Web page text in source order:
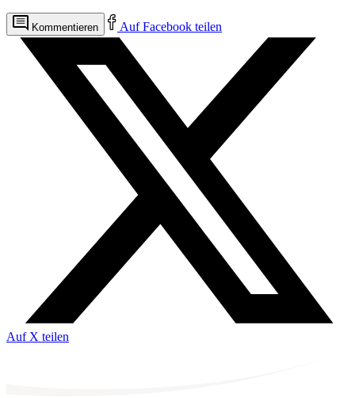
Kommentieren Auf Facebook teilen
Auf X teilen